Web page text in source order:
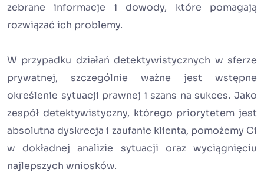
zebrane informacje i dowody, które pomagają
rozwiązać ich problemy.
W przypadku działań detektywistycznych w sferze
prywatnej, szczególnie ważne jest wstępne
określenie sytuacji prawnej i szans na sukces. Jako
zespół detektywistyczny, którego priorytetem jest
absolutna dyskrecja i zaufanie klienta, pomożemy Ci
w dokładnej analizie sytuacji oraz wyciągnięciu
najlepszych wniosków.